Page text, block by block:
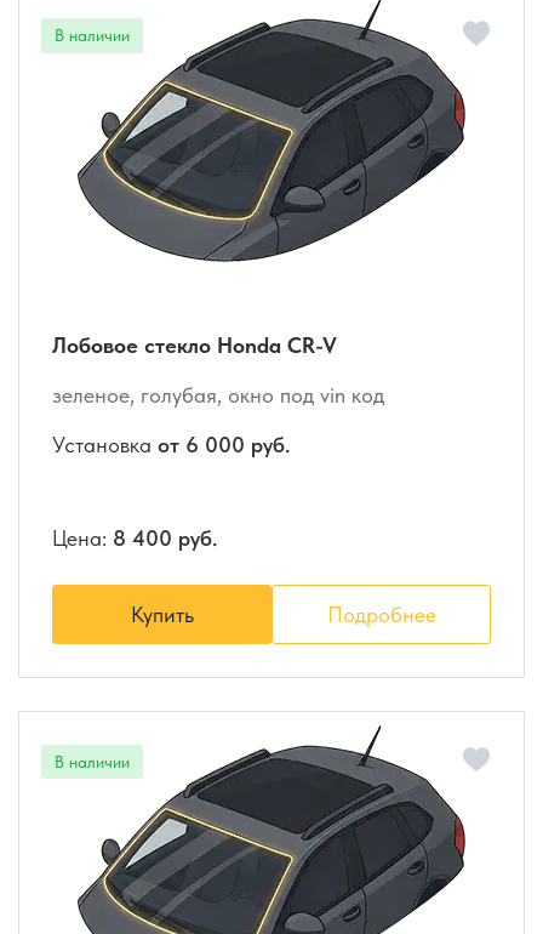
Лобовое стекло Honda CR-V
зеленое, голубая, окно под vin код
Установка от 6 000 руб.
Цена: 8 400 руб.
Купить Подробнее